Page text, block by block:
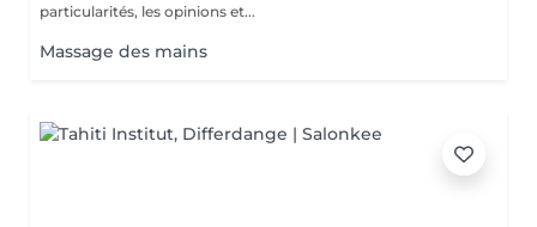
particularités, les opinions et...
Massage des mains